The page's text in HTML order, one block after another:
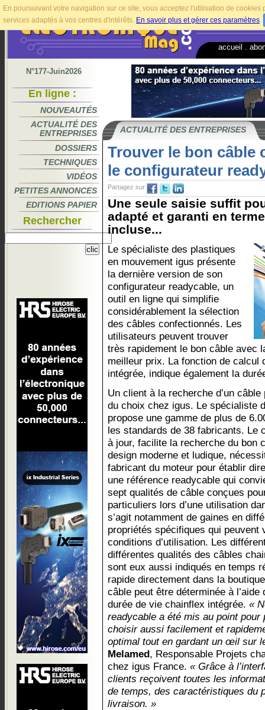
En poursuivant votre navigation sur ce site, vous acceptez l'utilisation de
services adaptés à vos centres d'intérêts. En savoir plus et gérer ces paramètres.
accueil
N°177-Juin2026
En ligne :
NOUVEAUTÉS
ACTUALITÉ DES
ENTREPRISES
DOSSIERS
TECHNIQUES
VIDÉOS
PETITES ANNONCES
EDITIONS PAPIER
Rechercher
ACTUALITÉ DES ENTREPRISES
Trouver le bon câble
le configurateur
Partagez sur
Une seule saisie suffit
adapté et garanti en
incluse...
Le spécialiste des plastiques
en mouvement igus présente
la dernière version de son
configurateur readycable, un
outil en ligne qui simplifie
considérablement la sélection
des câbles confectionnés. Les
utilisateurs peuvent trouver
très rapidement le bon câble avec
meilleur prix. La fonction de calcul
intégrée, indique également la
Un client à la recherche d’un
du choix chez igus. Le spécialiste
propose une gamme de plus de
les standards de 38 fabricants. Le
à jour, facilite la recherche du bon
design moderne et ludique,
fabricant du moteur pour établir
une référence readycable qui
sept qualités de câble conçues
particuliers lors d’une utilisation
s’agit notamment de gaines en
propriétés spécifiques qui peuvent
conditions d’utilisation. Les
différentes qualités des câbles
sont eux aussi indiqués en temps
rapide directement dans la
câble peut être déterminée à
durée de vie chainflex intégrée. «
readycable a été mis au point
choisir aussi facilement et
optimal tout en gardant un œil sur
Melamed, Responsable Projets
chez igus France. « Grâce à
clients reçoivent toutes les
de temps, des caractéristiques du
livraison. »